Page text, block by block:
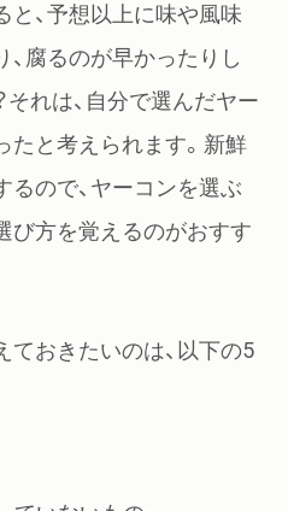
、予想以上に味や風味
腐るのが早かったりし
れは、自分で選んだヤー
たと考えられます。新鮮
ので、ヤーコンを選ぶ
び方を覚えるのがおすす
おきたいのは、以下の5